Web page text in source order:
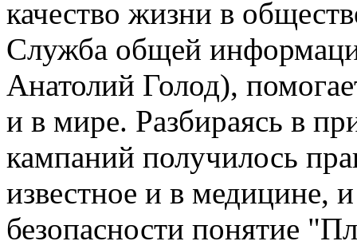
качество жизни в
Служба общей
Анатолий Голод),
и в мире. Разбираясь в
кампаний получилось
известное и в медицине,
безопасности понятие